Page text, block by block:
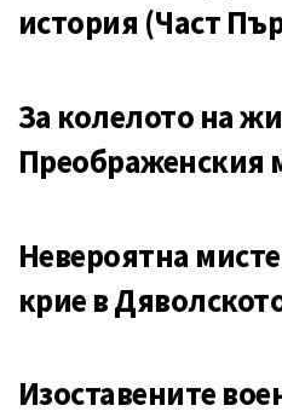
история (Част
За колелото на
Преображенския
Невероятна
крие в
Изоставените